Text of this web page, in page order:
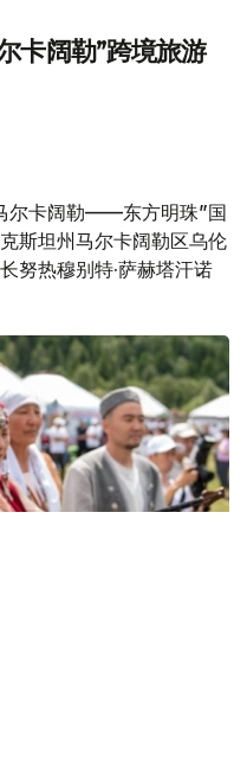
卡阔勒”跨境旅游
尔卡阔勒——东方明珠”国
斯坦州马尔卡阔勒区乌伦
努热穆别特·萨赫塔汗诺